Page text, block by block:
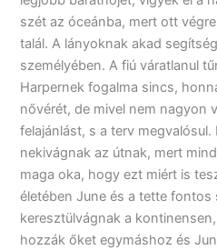
szét az óceánba, mert ott
talál. A lányoknak akad
személyében. A fiú váratlanul
Harpernek fogalma sincs,
nővérét, de mivel nem nagyon
felajánlást, s a terv megvalósul.
nekivágnak az útnak, mert
maga oka, hogy ezt miért is
életében June és a tette
keresztülvágnak a
hozzák őket egymáshoz és